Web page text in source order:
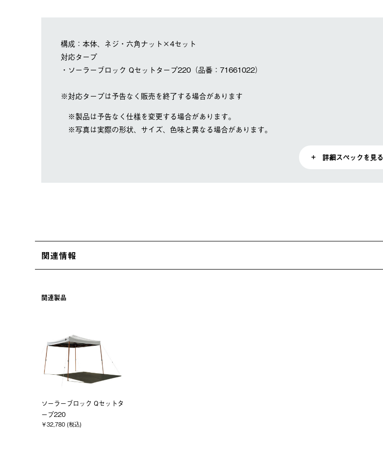
構成：本体、ネジ・六角ナット×4セット
対応タープ
・ソーラーブロック Qセットタープ220（品番：71661022）
※対応タープは予告なく販売を終了する場合があります
※製品は予告なく仕様を変更する場合があります。
※写真は実際の形状、サイズ、色味と異なる場合があります。
+ 詳細スペックを見る
関連情報
関連製品
ソーラーブロック Qセットタ
ープ220
￥32,780 (税込)